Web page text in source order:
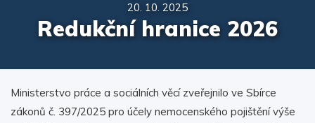
20. 10. 2025
Redukční hranice 2026
Ministerstvo práce a sociálních věcí zveřejnilo ve Sbírce
zákonů č. 397/2025 pro účely nemocenského pojištění výše